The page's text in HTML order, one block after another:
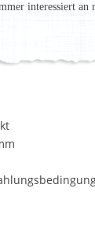
interessiert